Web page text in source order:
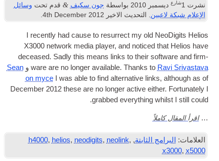
Nederlands
Türkçe
Русский
بواسطةجون سكيف &قدم تحتوسائل
. التحديث الاخير 4th December 2012
.
I recently had cause to resur­rect my old
X3000 net­work media play­er, and
deceased. Sadly this means links to their
ware are no longer avail­able. Thanks toوSean
on myce I was able to find altern­at­ive
Decem­ber 2012 these are no longer act­ive
grabbed everything
.
الثابتة,
h4000,helios ,neodigits ,neolink,